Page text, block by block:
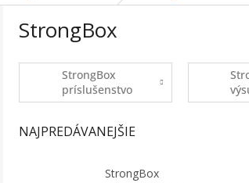
StrongBox
StrongBox
príslušenstvo
NAJPREDÁVANEJŠIE
StrongBox